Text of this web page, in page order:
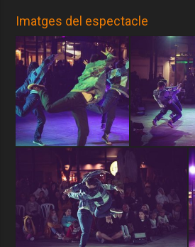
Imatges del espectacle